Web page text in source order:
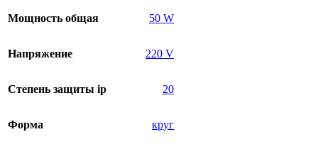
Мощность общая 50 W
Напряжение 220 V
Степень защиты ip 20
Форма круг